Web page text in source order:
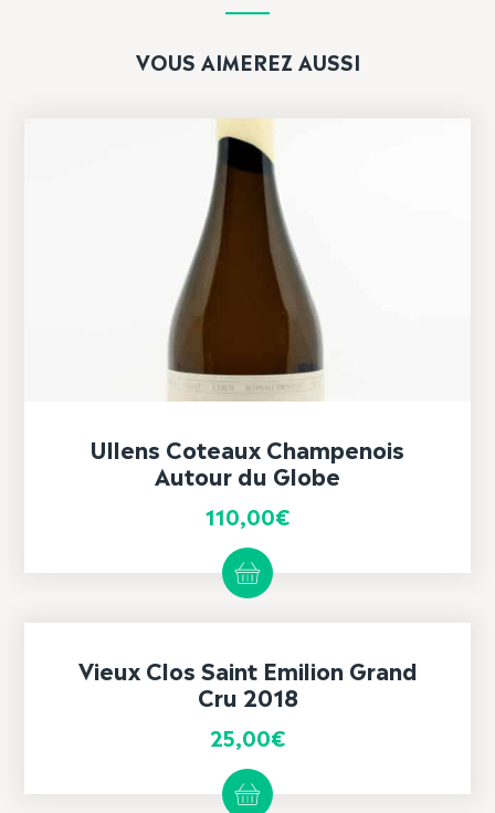
VOUS AIMEREZ AUSSI
Ullens Coteaux Champenois
Autour du Globe
110,00€
Vieux Clos Saint Emilion Grand
Cru 2018
25,00€